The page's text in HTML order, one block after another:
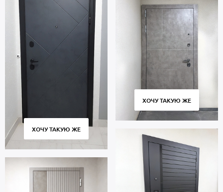
ХОЧУ ТАКУЮ ЖЕ
ХОЧУ ТАКУЮ ЖЕ